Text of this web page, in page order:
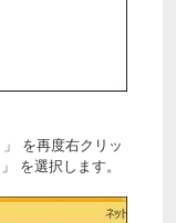
」 を再度右クリッ
」 を選択します。